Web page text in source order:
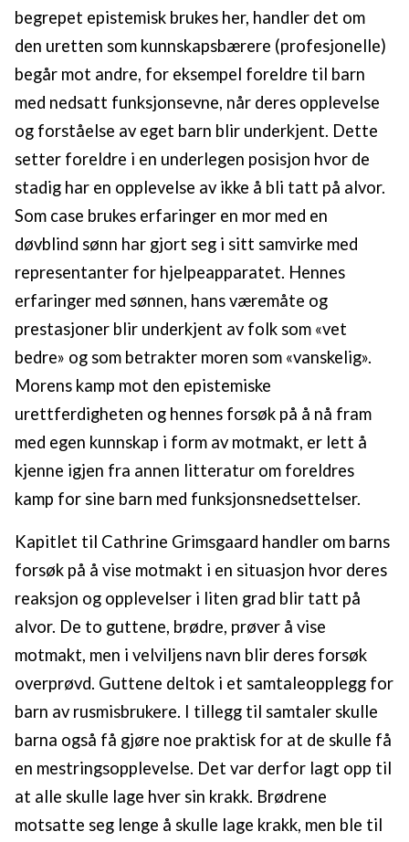
begrepet epistemisk brukes her, handler det om
den uretten som kunnskapsbærere (profesjonelle)
begår mot andre, for eksempel foreldre til barn
med nedsatt funksjonsevne, når deres opplevelse
og forståelse av eget barn blir underkjent. Dette
setter foreldre i en underlegen posisjon hvor de
stadig har en opplevelse av ikke å bli tatt på alvor.
Som case brukes erfaringer en mor med en
døvblind sønn har gjort seg i sitt samvirke med
representanter for hjelpeapparatet. Hennes
erfaringer med sønnen, hans væremåte og
prestasjoner blir underkjent av folk som «vet
bedre» og som betrakter moren som «vanskelig».
Morens kamp mot den epistemiske
urettferdigheten og hennes forsøk på å nå fram
med egen kunnskap i form av motmakt, er lett å
kjenne igjen fra annen litteratur om foreldres
kamp for sine barn med funksjonsnedsettelser.
Kapitlet til Cathrine Grimsgaard handler om barns
forsøk på å vise motmakt i en situasjon hvor deres
reaksjon og opplevelser i liten grad blir tatt på
alvor. De to guttene, brødre, prøver å vise
motmakt, men i velviljens navn blir deres forsøk
overprøvd. Guttene deltok i et samtaleopplegg for
barn av rusmisbrukere. I tillegg til samtaler skulle
barna også få gjøre noe praktisk for at de skulle få
en mestringsopplevelse. Det var derfor lagt opp til
at alle skulle lage hver sin krakk. Brødrene
motsatte seg lenge å skulle lage krakk, men ble til